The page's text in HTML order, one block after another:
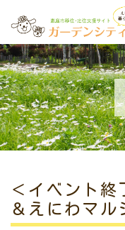
＜イベント終
＆えにわマル